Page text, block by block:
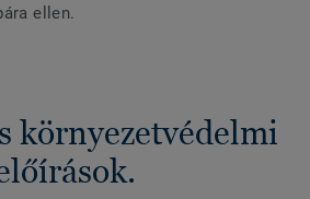
ellen.
környezetvédelmi